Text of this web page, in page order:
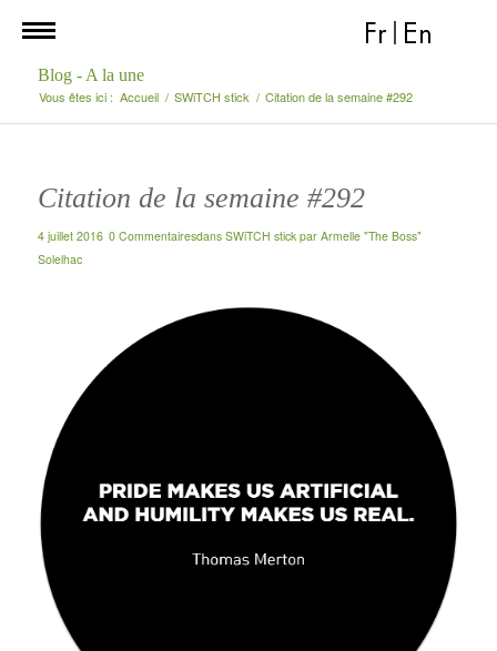
Fr En
Blog - A la une
Vous êtes ici : Accueil / SWiTCH stick / Citation de la semaine #292
Citation de la semaine #292
4 juillet 2016 0 Commentairesdans SWiTCH stick par Armelle "The Boss"
Solelhac